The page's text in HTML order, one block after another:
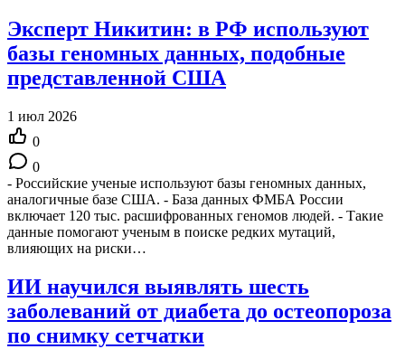
Эксперт Никитин: в РФ используют
базы геномных данных, подобные
представленной США
1 июл 2026
0
0
- Российские ученые используют базы геномных данных,
аналогичные базе США. - База данных ФМБА России
включает 120 тыс. расшифрованных геномов людей. - Такие
данные помогают ученым в поиске редких мутаций,
влияющих на риски…
ИИ научился выявлять шесть
заболеваний от диабета до остеопороза
по снимку сетчатки